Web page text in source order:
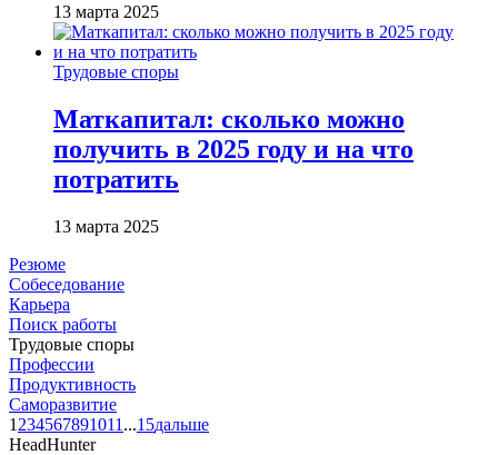
13 марта 2025
Трудовые споры
Маткапитал: сколько можно
получить в 2025 году и на что
потратить
13 марта 2025
Резюме
Собеседование
Карьера
Поиск работы
Трудовые споры
Профессии
Продуктивность
Саморазвитие
1 234567891011 ...15дальше
HeadHunter